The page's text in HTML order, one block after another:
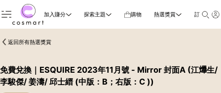
加入賺分 探索主題 購物 熱選獎賞 訂閱雜誌
返回所有熱選獎賞
免費兌換｜ESQUIRE 2023年11月號 - Mirror 封面A (江𤒹生/
李駿傑/ 姜濤/ 邱士縉 (中版：B；右版：C ))